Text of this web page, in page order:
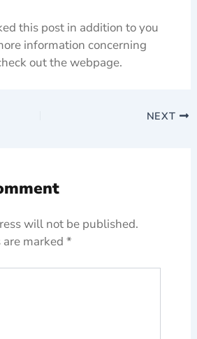
this post in addition to you
information concerning
out the webpage.
NEXT
will not be published.
marked *